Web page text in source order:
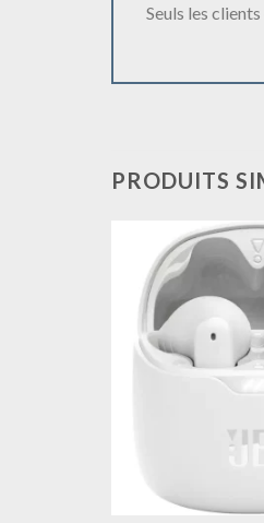
Seuls les
PRODUITS